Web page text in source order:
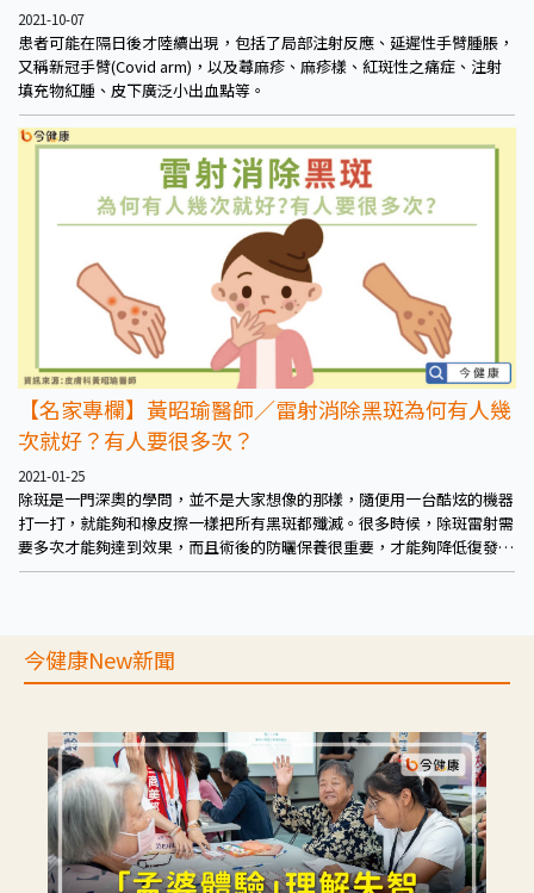
2021-10-07
患者可能在隔日後才陸續出現，包括了局部注射反應、延遲性手臂腫脹，
又稱新冠手臂(Covid arm)，以及蕁麻疹、麻疹樣、紅斑性之痛症、注射
填充物紅腫、皮下廣泛小出血點等。
【名家專欄】黃昭瑜醫師／雷射消除黑斑為何有人幾
次就好？有人要很多次？
2021-01-25
除斑是一門深奧的學問，並不是大家想像的那樣，隨便用一台酷炫的機器
打一打，就能夠和橡皮擦一樣把所有黑斑都殲滅。很多時候，除斑雷射需
要多次才能夠達到效果，而且術後的防曬保養很重要，才能夠降低復發的
機率。 此外，每個人的狀況和需要的次數也會有所差別，需要個別評
今健康New新聞